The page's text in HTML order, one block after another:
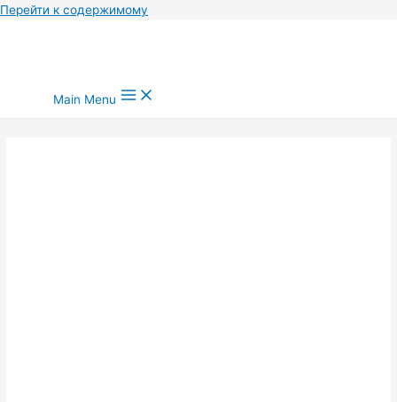
Перейти к содержимому
Main Menu